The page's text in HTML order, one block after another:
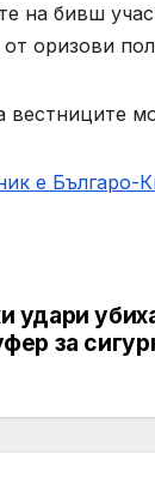
на бивш
оризови
вестниците
е Българо-
удари
за